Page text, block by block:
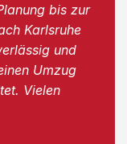
bis zur
Karlsruhe
und
Umzug
Vielen